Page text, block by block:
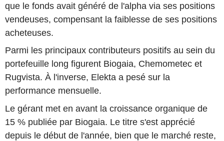
que le fonds avait généré de l'alpha via ses positions
vendeuses, compensant la faiblesse de ses positions
acheteuses.
Parmi les principaux contributeurs positifs au sein du
portefeuille long figurent Biogaia, Chemometec et
Rugvista. À l'inverse, Elekta a pesé sur la
performance mensuelle.
Le gérant met en avant la croissance organique de
15 % publiée par Biogaia. Le titre s'est apprécié
depuis le début de l'année, bien que le marché reste,